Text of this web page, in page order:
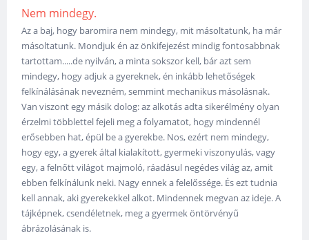
Nem mindegy.
Az a baj, hogy baromira nem mindegy, mit másoltatunk, ha már
másoltatunk. Mondjuk én az önkifejezést mindig fontosabbnak
tartottam.....de nyilván, a minta sokszor kell, bár azt sem
mindegy, hogy adjuk a gyereknek, én inkább lehetőségek
felkínálásának nevezném, semmint mechanikus másolásnak.
Van viszont egy másik dolog: az alkotás adta sikerélmény olyan
érzelmi többlettel fejeli meg a folyamatot, hogy mindennél
erősebben hat, épül be a gyerekbe. Nos, ezért nem mindegy,
hogy egy, a gyerek által kialakított, gyermeki viszonyulás, vagy
egy, a felnőtt világot majmoló, ráadásul negédes világ az, amit
ebben felkínálunk neki. Nagy ennek a felelőssége. És ezt tudnia
kell annak, aki gyerekekkel alkot. Mindennek megvan az ideje. A
tájképnek, csendéletnek, meg a gyermek öntörvényű
ábrázolásának is.